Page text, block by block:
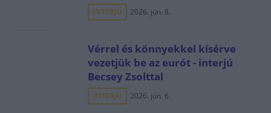
INTERJÚ 2026. jún. 8.
Vérrel és könnyekkel kísérve
vezetjük be az eurót - interjú
Becsey Zsolttal
INTERJÚ 2026. jún. 6.